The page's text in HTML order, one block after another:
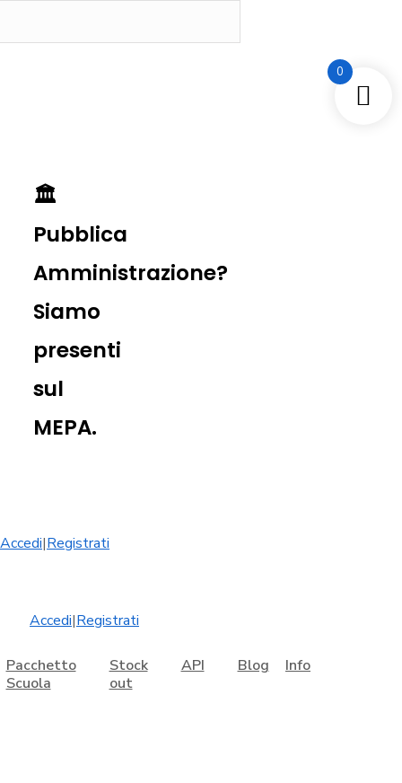
🏛️
Pubblica
Amministrazione?
Siamo
presenti
sul
MEPA.
Accedi|Registrati
Accedi|Registrati
Pacchetto
Scuola
Stock
out
API Blog Info
0